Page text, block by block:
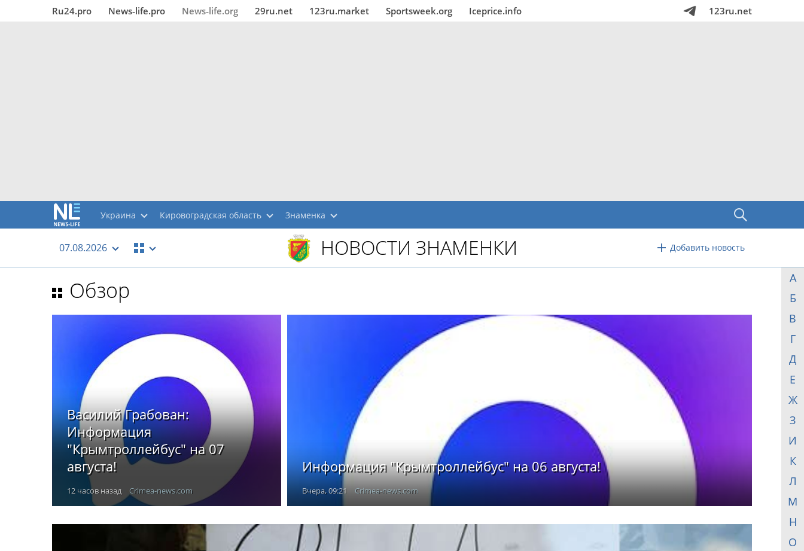
Ru24.pro News‑life.pro News‑life.org 29ru.net 123ru.market Sportsweek.org Iceprice.info 123ru.net
Украина Кировоградская область Знаменка
07.08.2026 НОВОСТИ ЗНАМЕНКИ Добавить новость
А
Б
В
Г
Д
Е
Ж
З
И
К
Л
М
Н
О
Обзор
Василий Грабован:
Информация
"Крымтроллейбус" на 07
августа!
12 часов назад Crimea-news.com
Информация "Крымтроллейбус" на 06 августа!
Вчера, 09:21 Crimea-news.com